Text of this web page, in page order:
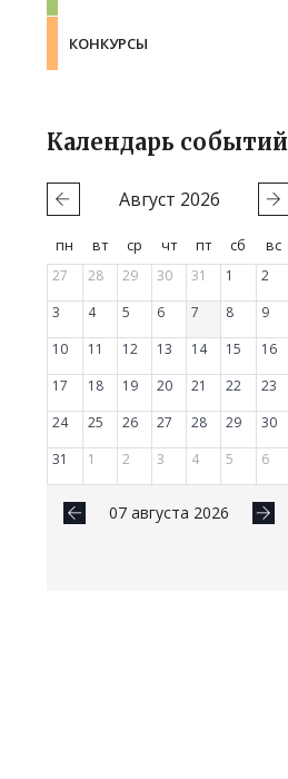
КОНКУРСЫ
Календарь событий
Август 2026
пн вт ср чт пт сб
вс
27
28 29 30 31 1
2
3
4 5 6 7 8
9
10
11 12 13 14 15
16
17
18 19 20 21 22
23
24
25 26 27 28 29
30
31
1 2 3 4 5 6
07 августа 2026